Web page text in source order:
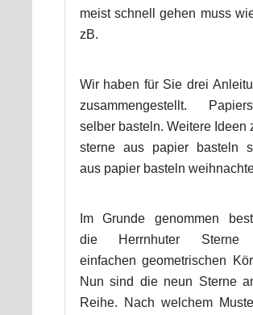
meist schnell gehen muss
zB.
Wir haben für Sie drei
zusammengestellt.
selber basteln. Weitere Ideen
sterne aus papier basteln
aus papier basteln
Im Grunde genommen
die Herrnhuter Sterne
einfachen geometrischen
Nun sind die neun Sterne
Reihe. Nach welchem